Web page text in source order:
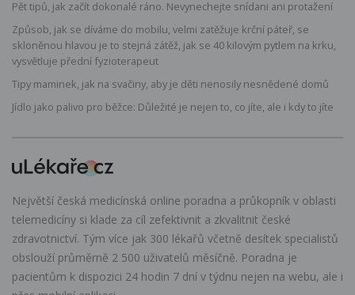
Pět tipů, jak začít dokonalé ráno. Nevynechejte snídani ani protažení
Způsob, jak se díváme do mobilu, velmi zatěžuje krční páteř, se
skloněnou hlavou je to stejná zátěž, jak se 40 kilovým pytlem na krku,
vysvětluje přední fyzioterapeut
Tipy maminek, jak na svačiny, aby je děti nenosily nesnědené domů
Jídlo jako palivo pro běžce: Důležité je nejen to, co jíte, ale i kdy to jíte
Největší česká medicínská online poradna a průkopník v oblasti
telemedicíny si klade za cíl zefektivnit a zkvalitnit české
zdravotnictví. Tým více jak 300 lékařů včetně desítek specialistů
obslouží průměrně 2 500 uživatelů měsíčně. Poradna je
pacientům k dispozici 24 hodin 7 dní v týdnu nejen na webu, ale i